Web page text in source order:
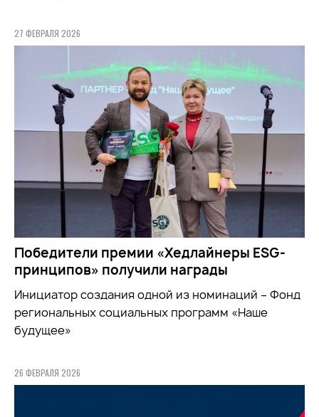
27 ФЕВРАЛЯ 2026
Победители премии «Хедлайнеры ESG-
принципов» получили награды
Инициатор создания одной из номинаций – Фонд
региональных социальных программ «Наше
будущее»
26 ФЕВРАЛЯ 2026